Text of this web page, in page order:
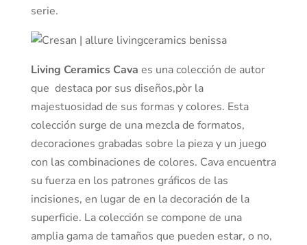
serie.
Living Ceramics Cava es una colección de autor
que destaca por sus diseños,pòr la
majestuosidad de sus formas y colores. Esta
colección surge de una mezcla de formatos,
decoraciones grabadas sobre la pieza y un juego
con las combinaciones de colores. Cava encuentra
su fuerza en los patrones gráficos de las
incisiones, en lugar de en la decoración de la
superficie. La colección se compone de una
amplia gama de tamaños que pueden estar, o no,